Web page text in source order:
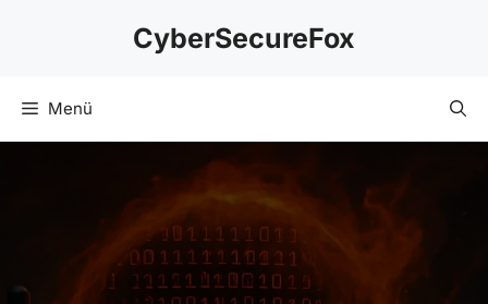
CyberSecureFox
Menü